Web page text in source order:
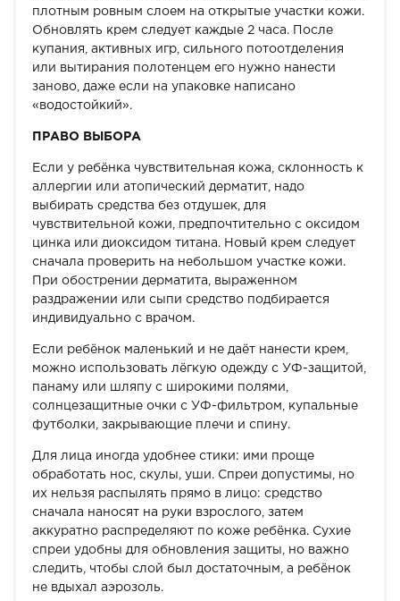
плотным ровным слоем на открытые участки кожи.
Обновлять крем следует каждые 2 часа. После
купания, активных игр, сильного потоотделения
или вытирания полотенцем его нужно нанести
заново, даже если на упаковке написано
«водостойкий».
ПРАВО ВЫБОРА
Если у ребёнка чувствительная кожа, склонность к
аллергии или атопический дерматит, надо
выбирать средства без отдушек, для
чувствительной кожи, предпочтительно с оксидом
цинка или диоксидом титана. Новый крем следует
сначала проверить на небольшом участке кожи.
При обострении дерматита, выраженном
раздражении или сыпи средство подбирается
индивидуально с врачом.
Если ребёнок маленький и не даёт нанести крем,
можно использовать лёгкую одежду с УФ-защитой,
панаму или шляпу с широкими полями,
солнцезащитные очки с УФ-фильтром, купальные
футболки, закрывающие плечи и спину.
Для лица иногда удобнее стики: ими проще
обработать нос, скулы, уши. Спреи допустимы, но
их нельзя распылять прямо в лицо: средство
сначала наносят на руки взрослого, затем
аккуратно распределяют по коже ребёнка. Сухие
спреи удобны для обновления защиты, но важно
следить, чтобы слой был достаточным, а ребёнок
не вдыхал аэрозоль.